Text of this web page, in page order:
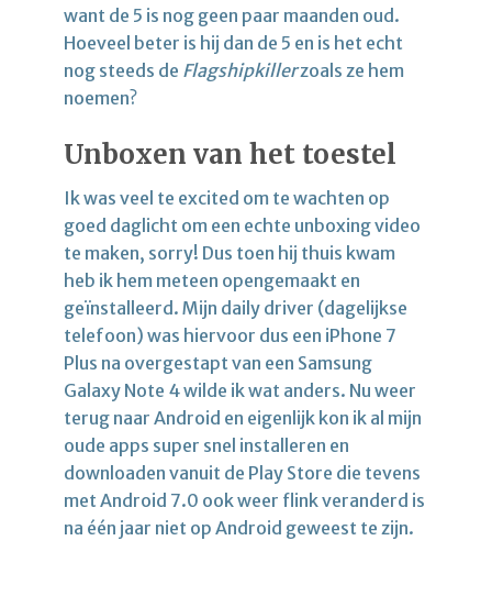
want de 5 is nog geen paar maanden oud.
Hoeveel beter is hij dan de 5 en is het echt
nog steeds de Flagshipkillerzoals ze hem
noemen?
Unboxen van het toestel
Ik was veel te excited om te wachten op
goed daglicht om een echte unboxing video
te maken, sorry! Dus toen hij thuis kwam
heb ik hem meteen opengemaakt en
geïnstalleerd. Mijn daily driver (dagelijkse
telefoon) was hiervoor dus een iPhone 7
Plus na overgestapt van een Samsung
Galaxy Note 4 wilde ik wat anders. Nu weer
terug naar Android en eigenlijk kon ik al mijn
oude apps super snel installeren en
downloaden vanuit de Play Store die tevens
met Android 7.0 ook weer flink veranderd is
na één jaar niet op Android geweest te zijn.